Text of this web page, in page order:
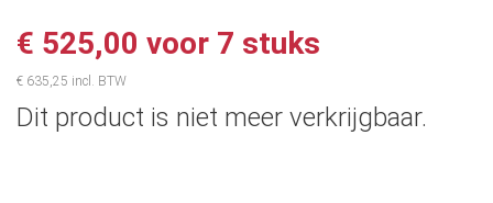
€ 525,00 voor 7 stuks
€ 635,25 incl. BTW
Dit product is niet meer verkrijgbaar.